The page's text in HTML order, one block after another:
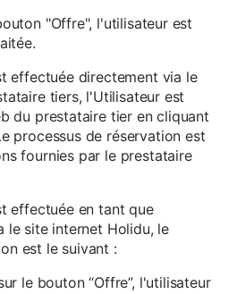
"Offre", l'utilisateur est
effectuée directement via le
tiers, l'Utilisateur est
du prestataire tier en cliquant
processus de réservation est
fournies par le prestataire
effectuée en tant que
le site internet Holidu, le
est le suivant :
le bouton “Offre”, l'utilisateur